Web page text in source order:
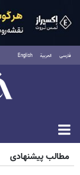
فارسی العربية English
مطالب پیشنهادی